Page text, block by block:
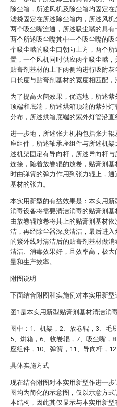
除尘箱，所述风机及除尘箱均固定
滤袋固定在所述除尘箱内，所述风机
两个吸尘嘴连通，所述吸尘嘴的具有
两个所述吸尘嘴其中一个吸尘嘴的
个吸尘嘴的吸尘口朝向上方，两个
置，一个风机同时供应两个吸尘嘴
贴膏剂基材的上下两侧均进行吸附
口长度与贴膏剂基材的宽度相匹配，
为了提高灭菌效果，优选地，所述
顶端和底端，所述烘箱顶端的紫外
分布，所述烘箱底端的紫外灯管沿直
进一步地，所述张力机构包括张力
座组件，所述轴承座组件与所述机
述机架固定有导向杆，所述导向杆
连接，随着放卷辊的放卷，贴膏剂
时由弹簧的弹力作用到张力辊上，通
基材的张力。
本实用新型的有益效果是：本实用
消毒设备将需要清洁消毒的贴膏剂基
由放卷辊放卷将其上的贴膏剂基材
洁，再经除尘器深度清洁，最后进入
的紫外线对清洁后的贴膏剂基材做
清洁、消毒效果好，且效率高，极
量和生产效率。
附图说明
下面结合附图和实施例对本实用新型
图1是本实用新型贴膏剂基材清洁消
图中：1、机架，2、放卷辊，3、毛
5、烘箱，6、收卷辊，7、吸尘嘴，
座组件，10、弹簧，11、导向杆，12
具体实施方式
现在结合附图对本实用新型作进一
图均为简化的示意图，仅以示意方
本结构，因此其仅显示与本实用新型